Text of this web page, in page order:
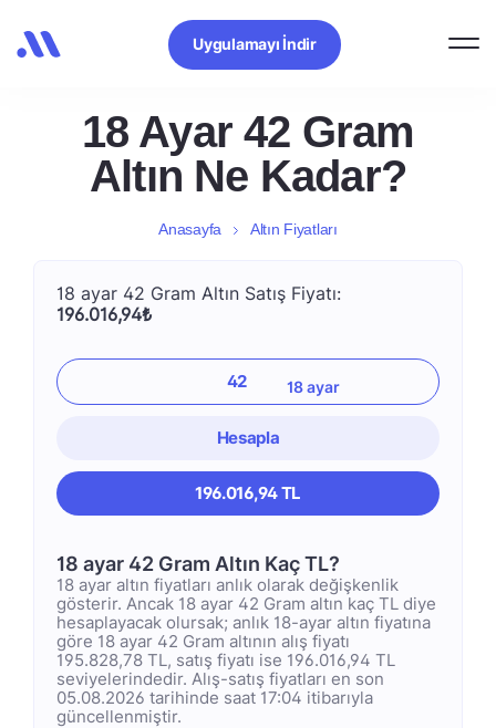
Uygulamayı İndir
18 Ayar 42 Gram
Altın Ne Kadar?
Anasayfa Altın Fiyatları
18 ayar 42 Gram Altın Satış Fiyatı:
196.016,94₺
Hesapla
196.016,94 TL
18 ayar 42 Gram Altın Kaç TL?
18 ayar altın fiyatları anlık olarak değişkenlik
gösterir. Ancak 18 ayar 42 Gram altın kaç TL diye
hesaplayacak olursak; anlık 18-ayar altın fiyatına
göre 18 ayar 42 Gram altının alış fiyatı
195.828,78 TL, satış fiyatı ise 196.016,94 TL
seviyelerindedir. Alış-satış fiyatları en son
05.08.2026 tarihinde saat 17:04 itibarıyla
güncellenmiştir.